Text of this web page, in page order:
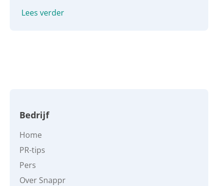
lukken? Spoiler: jij kan het zelf regelen! Zelf
media-aandacht genereren, zo doe je dat!
Lees verder
Bedrijf
Home
PR-tips
Pers
Over Snappr